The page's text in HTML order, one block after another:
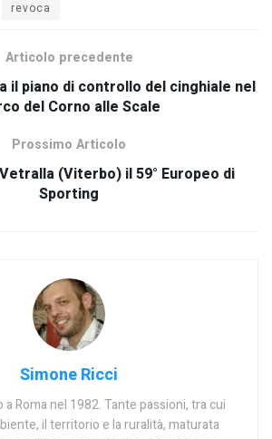
revoca
Articolo precedente
il piano di controllo del cinghiale nel
del Corno alle Scale
Prossimo Articolo
(Viterbo) il 59° Europeo di
Sporting
Simone Ricci
a Roma nel 1982. Tante passioni, tra cui
il territorio e la ruralità, maturata